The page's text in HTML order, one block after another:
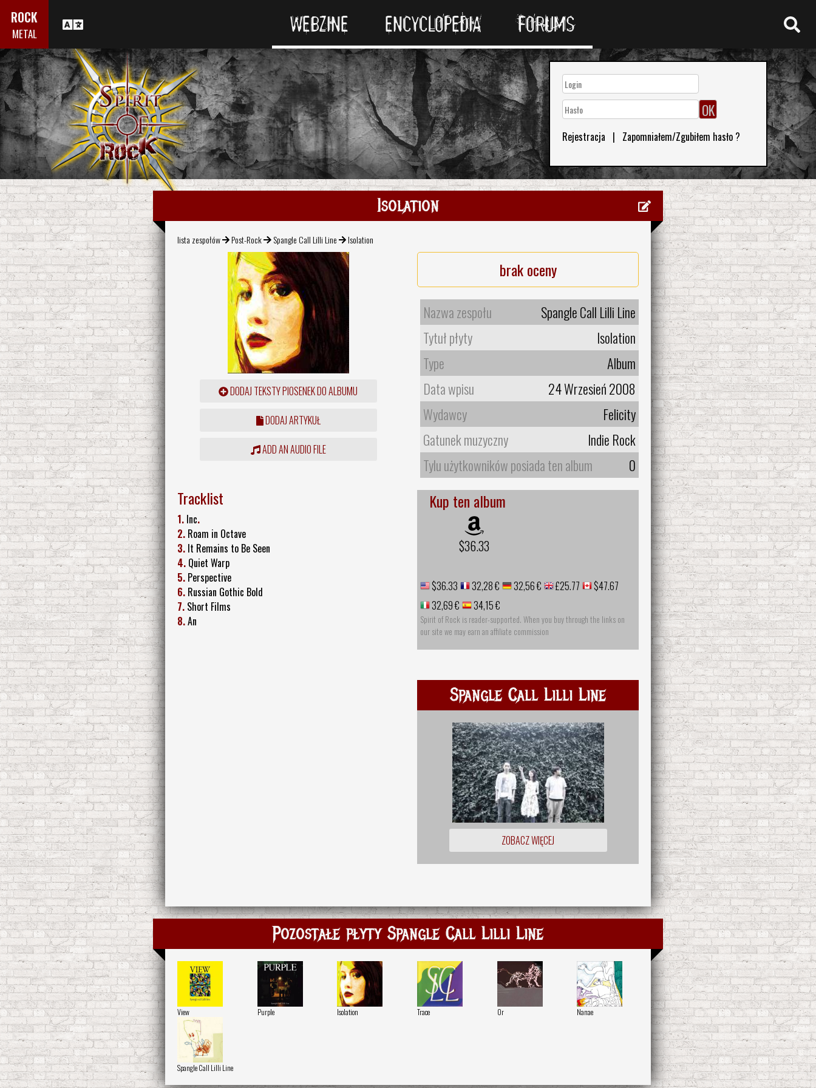
ROCK
METAL WEBZINE ENCYCLOPEDIA FORUMS
Rejestracja | Zapomniałem/Zgubiłem hasło ?
Isolation
lista zespołów Post-Rock Spangle Call Lilli Line Isolation
DODAJ TEKSTY PIOSENEK DO ALBUMU
DODAJ ARTYKUŁ
ADD AN AUDIO FILE
brak oceny
Nazwa zespołu
Spangle Call Lilli Line
Tytuł płyty
Isolation
Type
Album
Data wpisu
24 Wrzesień 2008
Wydawcy
Felicity
Gatunek muzyczny
Indie Rock
Tylu użytkowników posiada ten album
0
Tracklist
1. Inc.
2. Roam in Octave
3. It Remains to Be Seen
4. Quiet Warp
5. Perspective
6. Russian Gothic Bold
7. Short Films
8.An
Kup ten album
$36.33
$36.33 32,28 € 32,56 € £25.77
$47.67
32,69 €
34,15 €
Spirit of Rock is reader-supported. When you buy through the links on
our site we may earn an affiliate commission
Spangle Call Lilli Line
ZOBACZ WIĘCEJ
Pozostałe płyty Spangle Call Lilli Line
View Purple Isolation Trace Or Nanae
Spangle Call Lilli Line